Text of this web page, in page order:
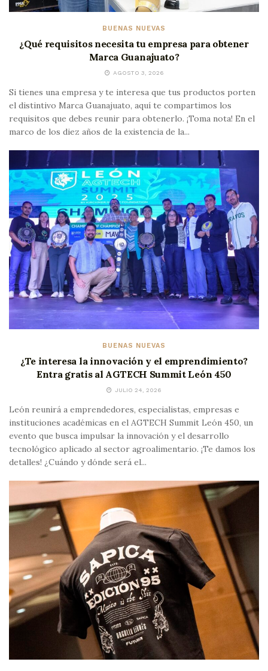
BUENAS NUEVAS
¿Qué requisitos necesita tu empresa para obtener
Marca Guanajuato?
AGOSTO 3, 2026
Si tienes una empresa y te interesa que tus productos porten
el distintivo Marca Guanajuato, aquí te compartimos los
requisitos que debes reunir para obtenerlo. ¡Toma nota! En el
marco de los diez años de la existencia de la...
BUENAS NUEVAS
¿Te interesa la innovación y el emprendimiento?
Entra gratis al AGTECH Summit León 450
JULIO 24, 2026
León reunirá a emprendedores, especialistas, empresas e
instituciones académicas en el AGTECH Summit León 450, un
evento que busca impulsar la innovación y el desarrollo
tecnológico aplicado al sector agroalimentario. ¡Te damos los
detalles! ¿Cuándo y dónde será el...